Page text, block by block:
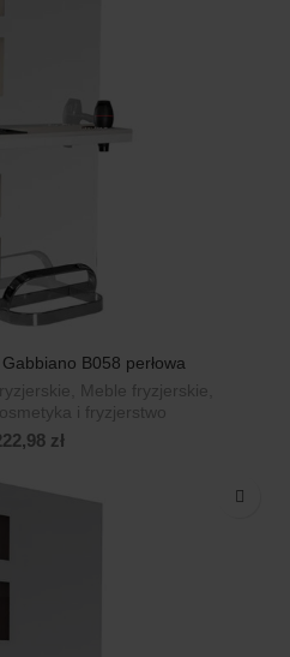
B058 perłowa
B058 perłowa
Meble fryzjerskie
i fryzjerstwo
zł